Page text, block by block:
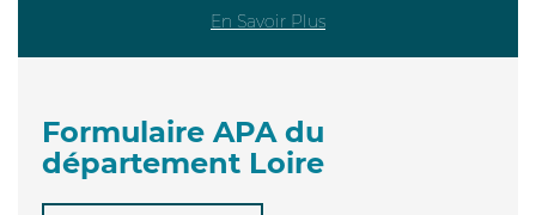
En Savoir Plus
Formulaire APA du
département Loire